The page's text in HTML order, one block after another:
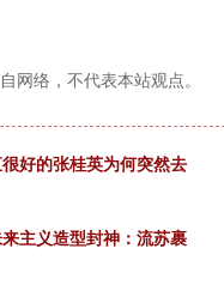
网络，不代表本站观点。
好的张桂英为何突然去
主义造型封神：流苏裹